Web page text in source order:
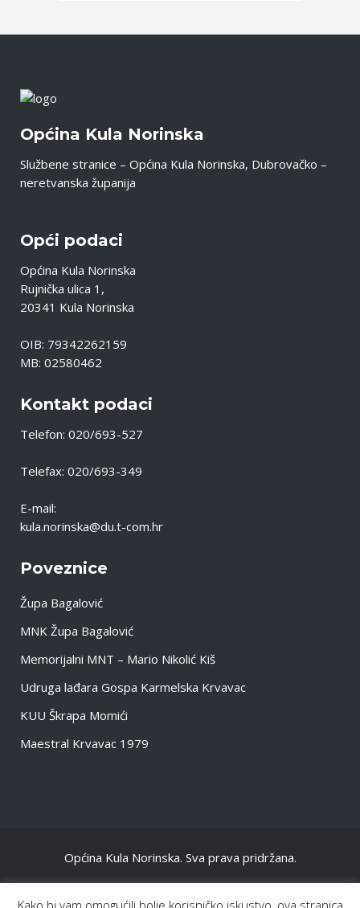
Općina Kula Norinska
Službene stranice – Općina Kula Norinska, Dubrovačko –
neretvanska županija
Opći podaci
Općina Kula Norinska
Rujnička ulica 1,
20341 Kula Norinska
OIB: 79342262159
MB: 02580462
Kontakt podaci
Telefon: 020/693-527
Telefax: 020/693-349
E-mail:
kula.norinska@du.t-com.hr
Poveznice
Župa Bagalović
MNK Župa Bagalović
Memorijalni MNT – Mario Nikolić Kiš
Udruga lađara Gospa Karmelska Krvavac
KUU Škrapa Momići
Maestral Krvavac 1979
Općina Kula Norinska. Sva prava pridržana.
NASLOVNA